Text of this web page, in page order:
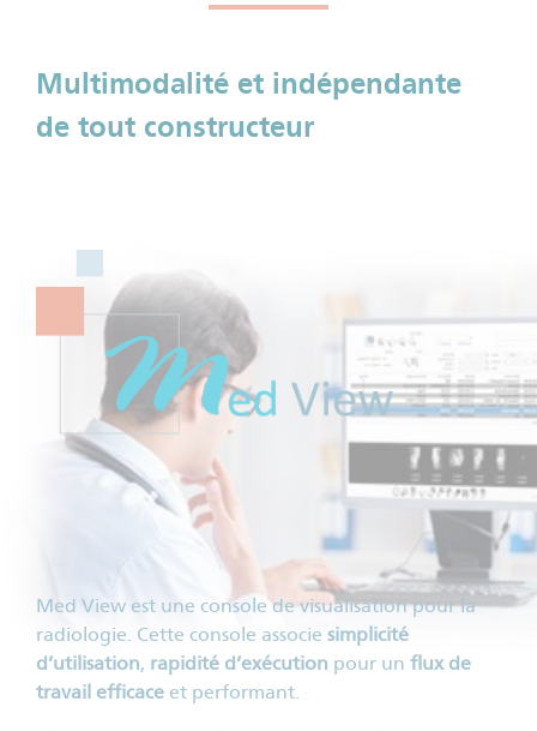
Multimodalité et indépendante
de tout constructeur
Med View est une console de visualisation pour la
radiologie. Cette console associe simplicité
d’utilisation, rapidité d’exécution pour un flux de
travail efficaceet performant.